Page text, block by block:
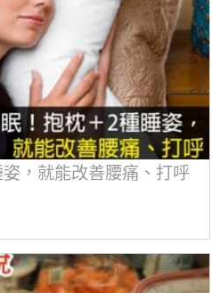
，就能改善腰痛、打呼